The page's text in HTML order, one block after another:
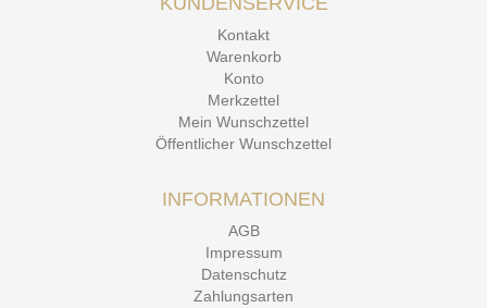
Kontakt
Warenkorb
Konto
Merkzettel
Mein Wunschzettel
Öffentlicher Wunschzettel
INFORMATIONEN
AGB
Impressum
Datenschutz
Zahlungsarten